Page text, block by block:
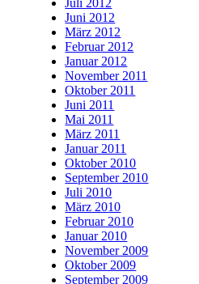
Juli 2012
Juni 2012
März 2012
Februar 2012
Januar 2012
November 2011
Oktober 2011
Juni 2011
Mai 2011
März 2011
Januar 2011
Oktober 2010
September 2010
Juli 2010
März 2010
Februar 2010
Januar 2010
November 2009
Oktober 2009
September 2009